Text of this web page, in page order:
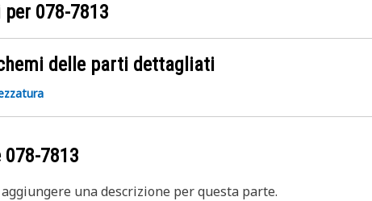
per 078-7813
delle parti dettagliati
078-7813
una descrizione per questa parte.